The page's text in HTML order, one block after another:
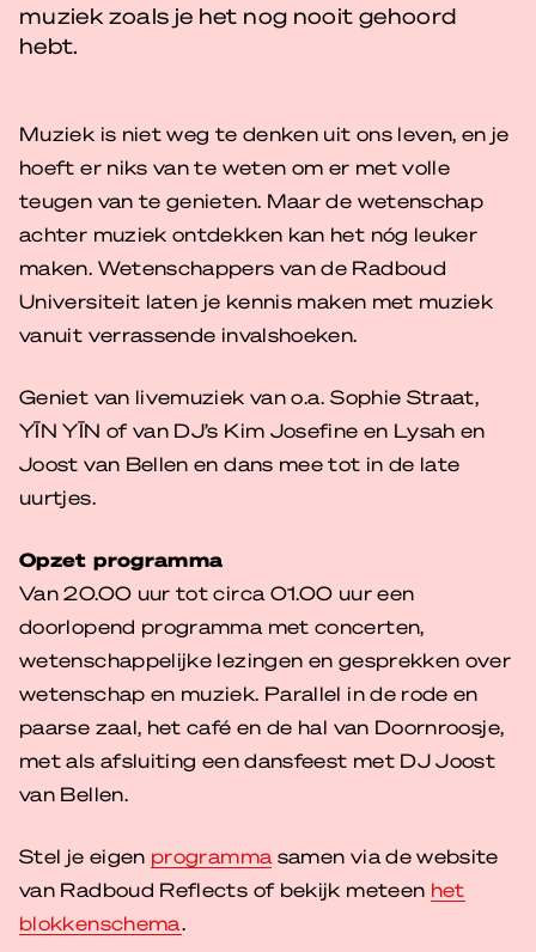
muziek zoals je het nog nooit gehoord
hebt.
Muziek is niet weg te denken uit ons leven, en je
hoeft er niks van te weten om er met volle
teugen van te genieten. Maar de wetenschap
achter muziek ontdekken kan het nóg leuker
maken. Wetenschappers van de Radboud
Universiteit laten je kennis maken met muziek
vanuit verrassende invalshoeken.
Geniet van livemuziek van o.a. Sophie Straat,
YĪN YĪN of van DJ’s Kim Josefine en Lysah en
Joost van Bellen en dans mee tot in de late
uurtjes.
Opzet programma
Van 20.00 uur tot circa 01.00 uur een
doorlopend programma met concerten,
wetenschappelijke lezingen en gesprekken over
wetenschap en muziek. Parallel in de rode en
paarse zaal, het café en de hal van Doornroosje,
met als afsluiting een dansfeest met DJ Joost
van Bellen.
Stel je eigen programma samen via de website
van Radboud Reflects of bekijk meteen het
blokkenschema.